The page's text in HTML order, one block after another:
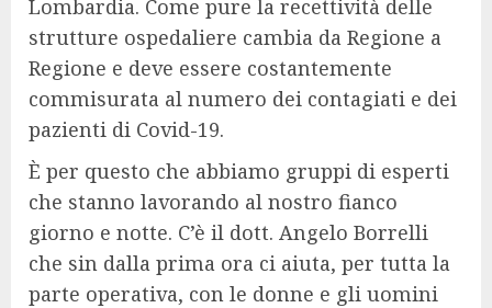
Lombardia. Come pure la recettività delle
strutture ospedaliere cambia da Regione a
Regione e deve essere costantemente
commisurata al numero dei contagiati e dei
pazienti di Covid-19.
È per questo che abbiamo gruppi di esperti
che stanno lavorando al nostro fianco
giorno e notte. C’è il dott. Angelo Borrelli
che sin dalla prima ora ci aiuta, per tutta la
parte operativa, con le donne e gli uomini